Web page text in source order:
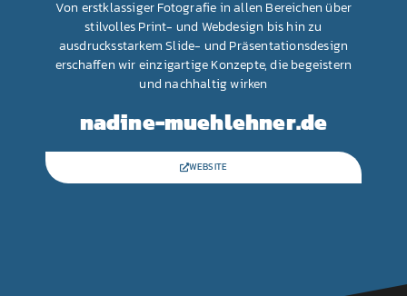
Von erstklassiger Fotografie in allen Bereichen über
stilvolles Print- und Webdesign bis hin zu
ausdrucksstarkem Slide- und Präsentationsdesign
erschaffen wir einzigartige Konzepte, die begeistern
und nachhaltig wirken
nadine-muehlehner.de
WEBSITE